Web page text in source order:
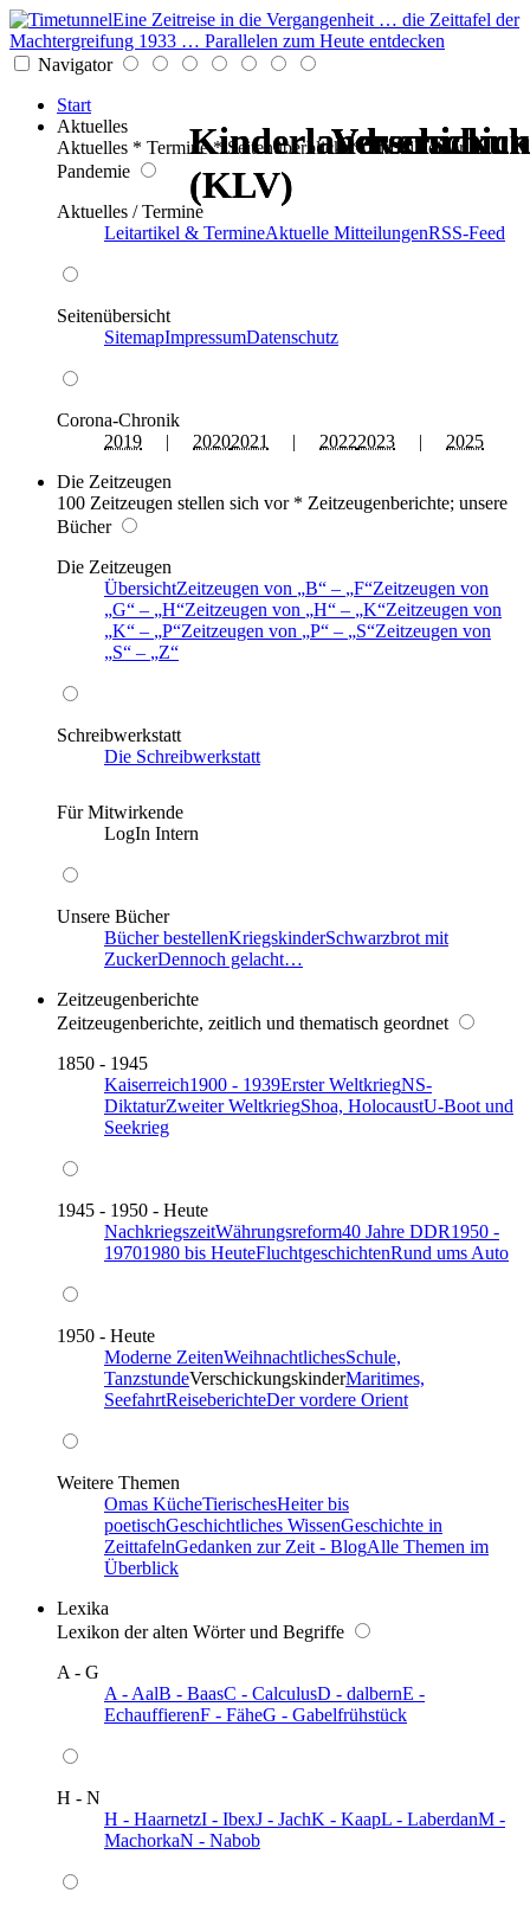
Eine Zeitreise in die Vergangenheit … die Zeittafel der
Machtergreifung 1933 … Parallelen zum Heute entdecken
Navigator
Start
Aktuelles
Aktuelles * Termine * Seitenüberblick * Chronik einer
Pandemie
Aktuelles / Termine
Leitartikel & TermineAktuelle MitteilungenRSS-Feed
Seitenübersicht
SitemapImpressumDatenschutz
Corona-Chronik
2019 | 20202021 | 20222023 | 2025
Die Zeitzeugen
100 Zeitzeugen stellen sich vor * Zeitzeugenberichte; unsere
Bücher
Die Zeitzeugen
ÜbersichtZeitzeugen von B – F Zeitzeugen von
G
– H Zeitzeugen von H – K Zeitzeugen von
K
– P Zeitzeugen von P – S Zeitzeugen von
S
– Z
Schreibwerkstatt
Die Schreibwerkstatt
Für Mitwirkende
LogIn Intern
Unsere Bücher
Bücher bestellenKriegskinderSchwarzbrot mit
ZuckerDennoch gelacht…
Zeitzeugenberichte
Zeitzeugenberichte, zeitlich und thematisch geordnet
1850 - 1945
Kaiserreich1900 - 1939Erster WeltkriegNS-
DiktaturZweiter WeltkriegShoa, HolocaustU-Boot und
Seekrieg
1945 - 1950 - Heute
NachkriegszeitWährungsreform40 Jahre DDR1950 -
19701980 bis HeuteFluchtgeschichtenRund ums Auto
1950 - Heute
Moderne ZeitenWeihnachtlichesSchule,
TanzstundeVerschickungskinderMaritimes,
SeefahrtReiseberichteDer vordere Orient
Weitere Themen
Omas KücheTierischesHeiter bis
poetischGeschichtliches WissenGeschichte in
ZeittafelnGedanken zur Zeit - BlogAlle Themen im
Überblick
Lexika
Lexikon der alten Wörter und Begriffe
A - G
A - AalB - BaasC - CalculusD - dalbernE -
EchauffierenF - FäheG - Gabelfrühstück
H - N
H - HaarnetzI - IbexJ - JachK - KaapL - LaberdanM -
MachorkaN - Nabob
(KLV)
(KLV)